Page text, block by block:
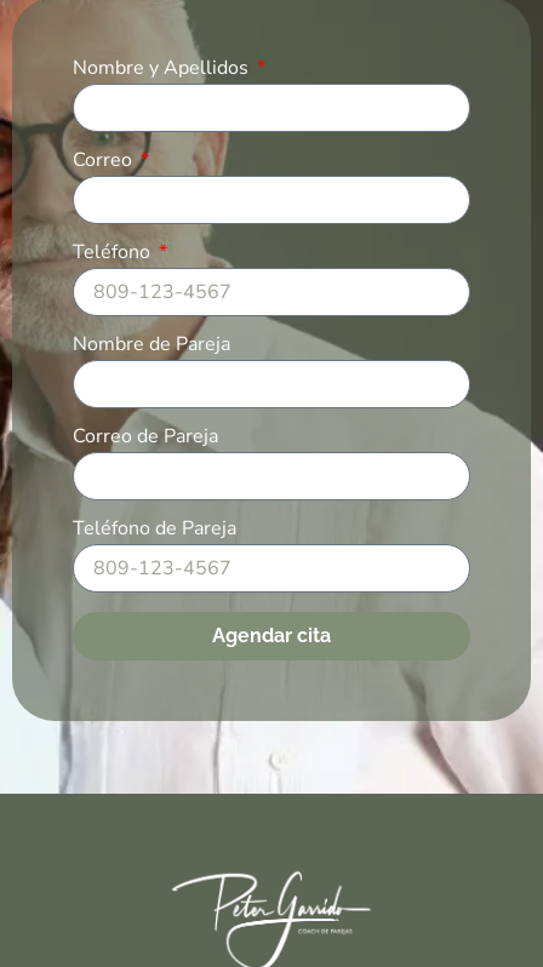
Nombre y Apellidos
Correo
Teléfono
Nombre de Pareja
Correo de Pareja
Teléfono de Pareja
Agendar cita